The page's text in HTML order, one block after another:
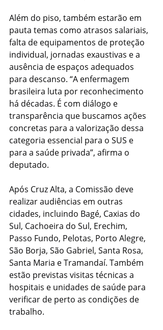
Além do piso, também estarão em
pauta temas como atrasos salariais,
falta de equipamentos de proteção
individual, jornadas exaustivas e a
ausência de espaços adequados
para descanso. “A enfermagem
brasileira luta por reconhecimento
há décadas. É com diálogo e
transparência que buscamos ações
concretas para a valorização dessa
categoria essencial para o SUS e
para a saúde privada”, afirma o
deputado.
Após Cruz Alta, a Comissão deve
realizar audiências em outras
cidades, incluindo Bagé, Caxias do
Sul, Cachoeira do Sul, Erechim,
Passo Fundo, Pelotas, Porto Alegre,
São Borja, São Gabriel, Santa Rosa,
Santa Maria e Tramandaí. Também
estão previstas visitas técnicas a
hospitais e unidades de saúde para
verificar de perto as condições de
trabalho.